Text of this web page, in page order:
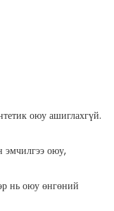
оюу ашиглахгүй.
эмчилгээ оюу,
нь оюу өнгөний